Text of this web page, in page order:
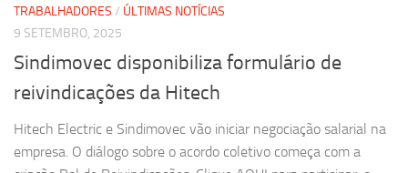
TRABALHADORES / ÚLTIMAS NOTÍCIAS
9 SETEMBRO, 2025
Sindimovec disponibiliza formulário de
reivindicações da Hitech
Hitech Electric e Sindimovec vão iniciar negociação salarial na
empresa. O diálogo sobre o acordo coletivo começa com a